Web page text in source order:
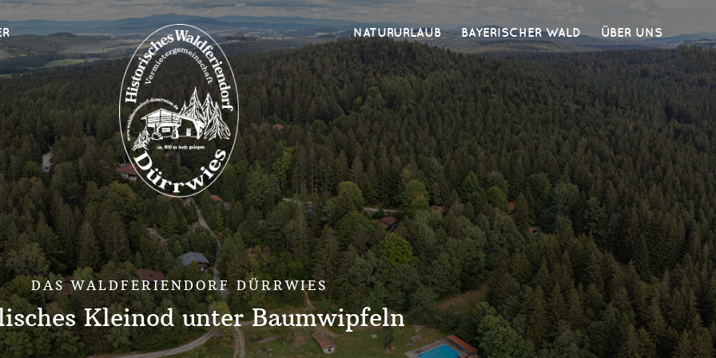
ÜBER UNS
BAYERISCHER WALD
NATURURLAUB
DAS WALDFERIENDORF DÜRRWIES
Kleinod unter Baumwipfeln